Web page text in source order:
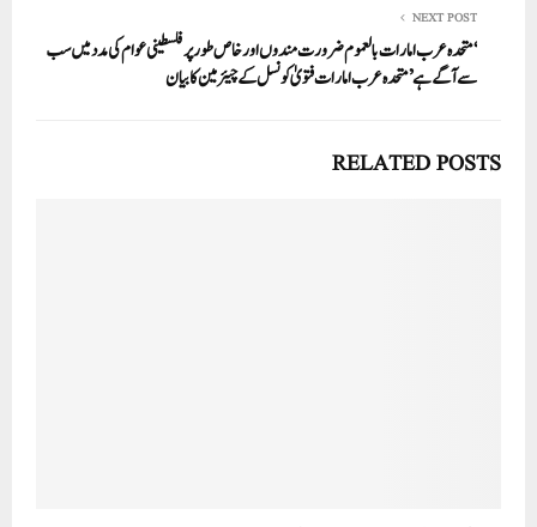
NEXT POST
‘متحدہ عرب امارات بالعموم ضرورت مندوں اور خاص طور پر فلسطینی عوام کی مدد میں سب
سے آگے ہے’ متحدہ عرب امارات فتویٰ کونسل کے چیئرمین کا بیان
RELATED POSTS